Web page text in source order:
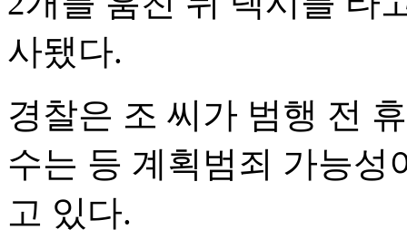
사됐다.
경찰은 조 씨가 범행 전
수는 등 계획범죄 가능성
고 있다.